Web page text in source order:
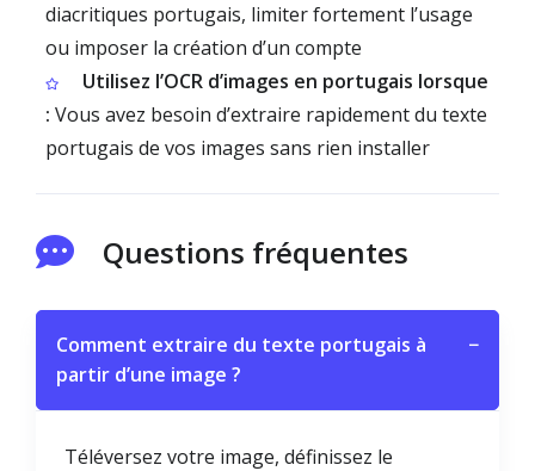
diacritiques portugais, limiter fortement l’usage
ou imposer la création d’un compte
Utilisez l’OCR d’images en portugais lorsque
: Vous avez besoin d’extraire rapidement du texte
portugais de vos images sans rien installer
Questions fréquentes
Comment extraire du texte portugais à
partir d’une image ?
−
Téléversez votre image, définissez le